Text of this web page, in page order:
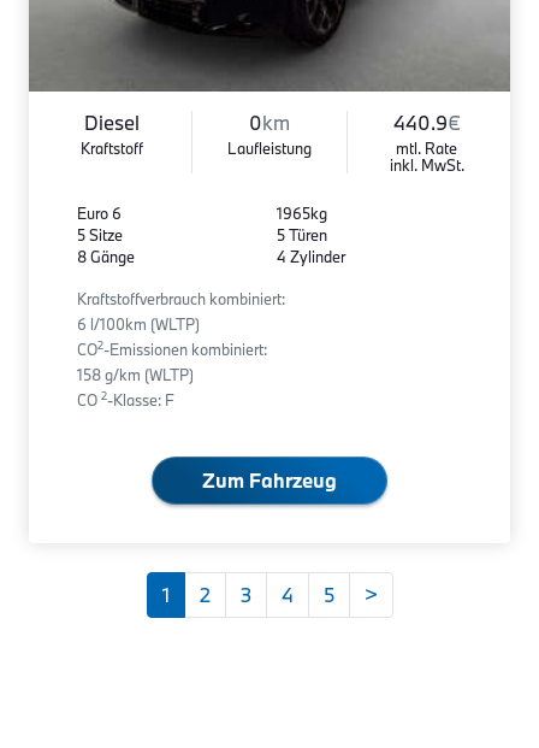
Diesel
Kraftstoff
0km
Laufleistung
440.9€
mtl. Rate
inkl. MwSt.
Euro 6
5 Sitze
8 Gänge
1965kg
5 Türen
4 Zylinder
Kraftstoffverbrauch kombiniert:
6 l/100km (WLTP)
CO2-Emissionen kombiniert:
158 g/km (WLTP)
CO 2-Klasse: F
Zum Fahrzeug
1 2 3 4 5 >